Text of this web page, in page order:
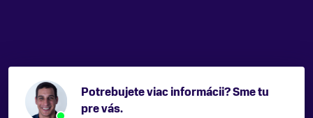
Potrebujete viac informácii? Sme tu
pre vás.